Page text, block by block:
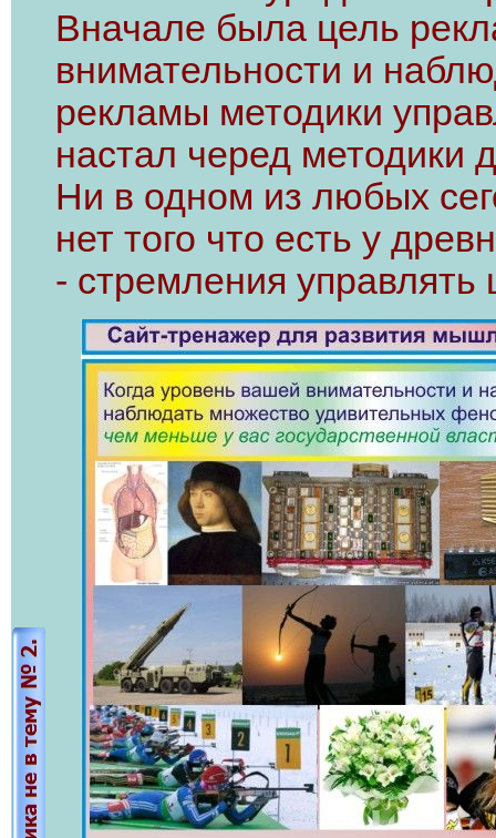
Вначале была цель
внимательности и
рекламы методики
настал черед методики
Ни в одном из любых
нет того что есть у
- стремления управлять